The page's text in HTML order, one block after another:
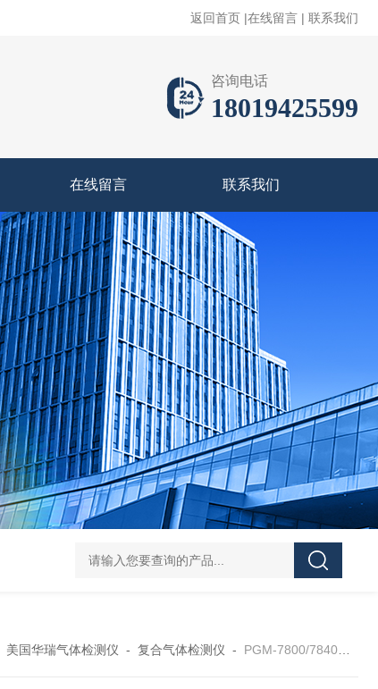
返回首页 |在线留言 | 联系我们
咨询电话
18019425599
在线留言 联系我们
GammaVision伽马能谱分析软件 GammaVision报告生成器
美国华瑞气体检测仪 - 复合气体检测仪 - PGM-7800/7840华瑞VRAE 五合一气体检测仪